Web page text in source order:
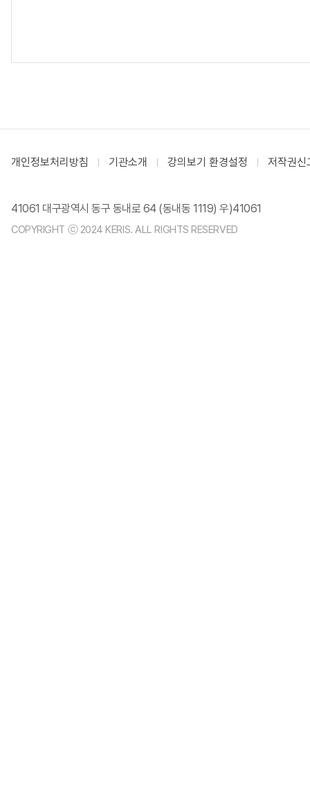
개인정보처리방침 기관소개 강의보기 환경설정 저작권신
41061 대구광역시 동구 동내로 64 (동내동 1119) 우)41061
COPYRIGHT ⓒ 2024 KERIS. ALL RIGHTS RESERVED